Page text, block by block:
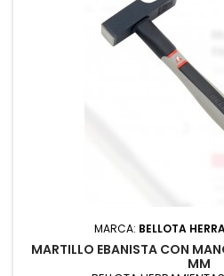
MARCA: BELLOTA
MARTILLO EBANISTA CON
MM